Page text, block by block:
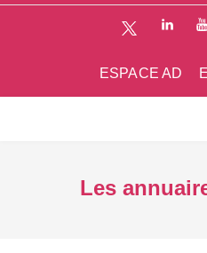
ESPACE AD
Les